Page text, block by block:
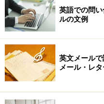
英語での問
ルの文例
英文メール
メール・レ